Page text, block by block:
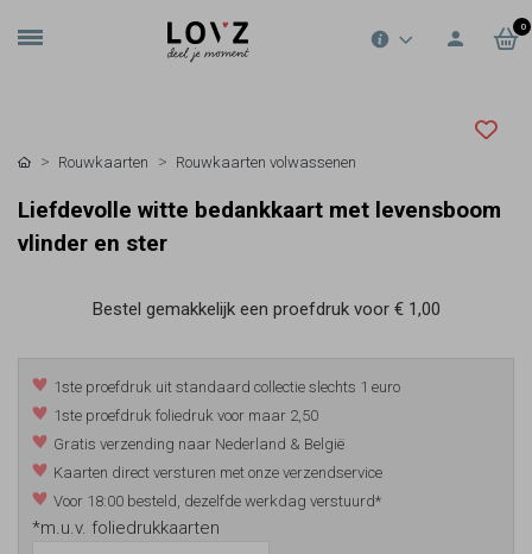
0
Rouwkaarten Rouwkaarten volwassenen
Liefdevolle witte bedankkaart met levensboom
vlinder en ster
Bestel gemakkelijk een proefdruk voor € 1,00
1ste proefdruk uit standaard collectie slechts 1 euro
1ste proefdruk foliedruk voor maar 2,50
Gratis verzending naar Nederland & België
Kaarten direct versturen met onze verzendservice
Voor 18:00 besteld, dezelfde werkdag verstuurd*
*m.u.v. foliedrukkaarten